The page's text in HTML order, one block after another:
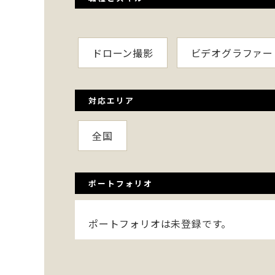
ドローン撮影 ビデオグラファー
対応エリア
全国
ポートフォリオ
ポートフォリオは未登録です。